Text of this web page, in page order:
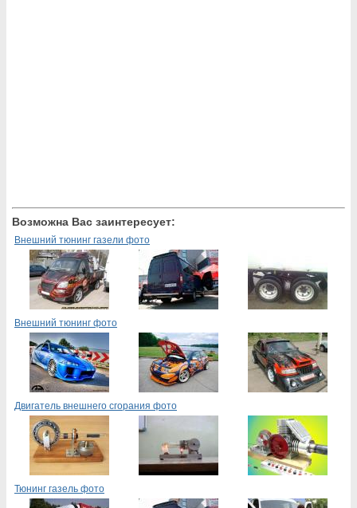
Возможна Вас заинтересует:
Внешний тюнинг газели фото
Внешний тюнинг фото
Двигатель внешнего сгорания фото
Тюнинг газель фото